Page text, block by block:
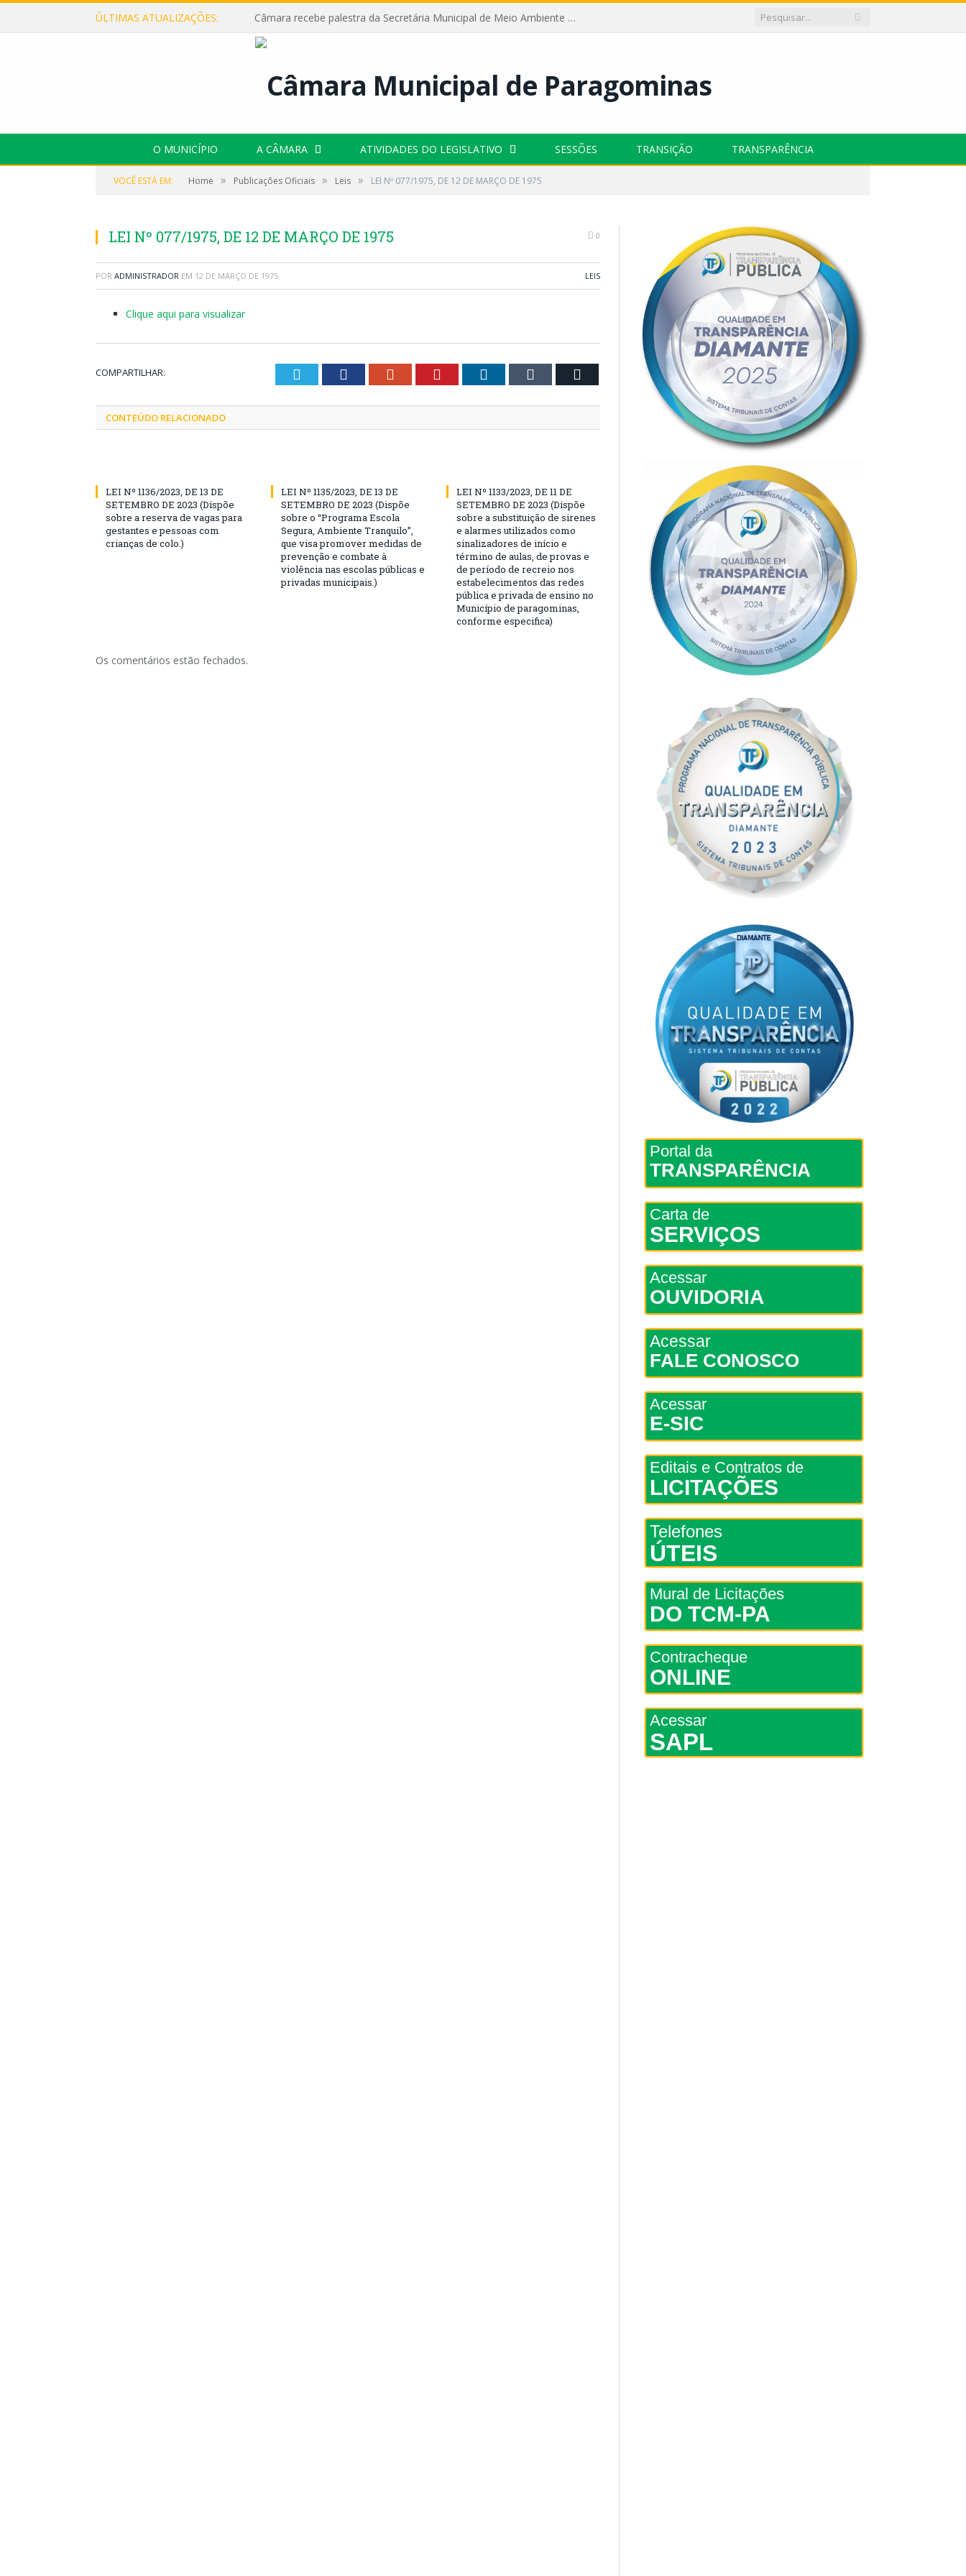
ÚLTIMAS ATUALIZAÇÕES: Câmara recebe palestra da Secretária Municipal de Meio Ambiente sobre as ações da “SEMANA DO MEIO AMBIENTE”
O MUNICÍPIO A CÂMARA ATIVIDADES DO LEGISLATIVO SESSÕES TRANSIÇÃO TRANSPARÊNCIA
VOCÊ ESTÁ EM: Home » Publicações Oficiais » Leis » LEI Nº 077/1975, DE 12 DE MARÇO DE 1975
LEI Nº 077/1975, DE 12 DE MARÇO DE 1975 0
POR ADMINISTRADOR EM 12 DE MARÇO DE 1975 LEIS
Clique aqui para visualizar
COMPARTILHAR: Twitter Facebook Google+ Pinterest LinkedIn Tumblr
CONTEÚDO RELACIONADO
LEI Nº 1136/2023, DE 13 DE
SETEMBRO DE 2023 (Dispõe
sobre a reserva de vagas para
gestantes e pessoas com
crianças de colo.)
LEI Nº 1135/2023, DE 13 DE
SETEMBRO DE 2023 (Dispõe
sobre o “Programa Escola
Segura, Ambiente Tranquilo”,
que visa promover medidas de
prevenção e combate à
violência nas escolas públicas e
privadas municipais.)
LEI Nº 1133/2023, DE 11 DE
SETEMBRO DE 2023 (Dispõe
sobre a substituição de sirenes
e alarmes utilizados como
sinalizadores de início e
término de aulas, de provas e
de período de recreio nos
estabelecimentos das redes
pública e privada de ensino no
Município de paragominas,
conforme especifica)
Os comentários estão fechados.
Portal da
TRANSPARÊNCIA
Carta de
SERVIÇOS
Acessar
OUVIDORIA
Acessar
FALE CONOSCO
Acessar
E-SIC
Editais e Contratos de
LICITAÇÕES
Telefones
ÚTEIS
Mural de Licitações
DO TCM-PA
Contracheque
ONLINE
Acessar
SAPL